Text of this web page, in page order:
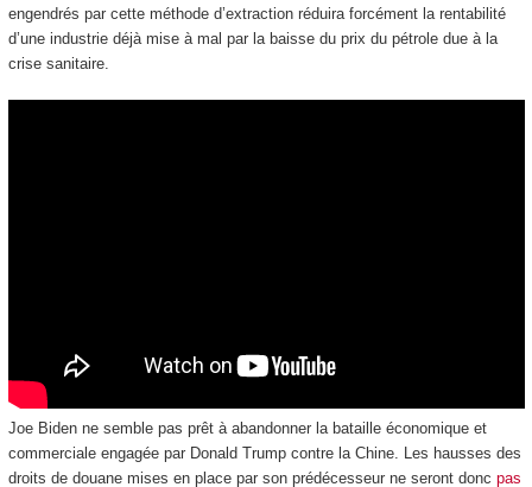
engendrés par cette méthode d’extraction réduira forcément la rentabilité
d’une industrie déjà mise à mal par la baisse du prix du pétrole due à la
crise sanitaire.
Joe Biden ne semble pas prêt à abandonner la bataille économique et
commerciale engagée par Donald Trump contre la Chine. Les hausses des
droits de douane mises en place par son prédécesseur ne seront donc pas